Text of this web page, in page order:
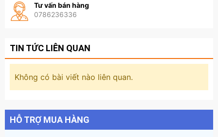
Tư vấn bán hàng
0786236336
TIN TỨC LIÊN QUAN
Không có bài viết nào liên quan.
HỖ TRỢ MUA HÀNG